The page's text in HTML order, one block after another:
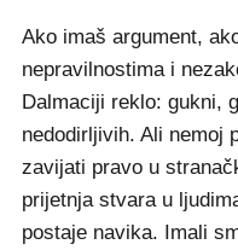
Ako imaš argument,
nepravilnostima i
Dalmaciji reklo: gukni,
nedodirljivih. Ali nemoj
zavijati pravo u
prijetnja stvara u
postaje navika. Imali